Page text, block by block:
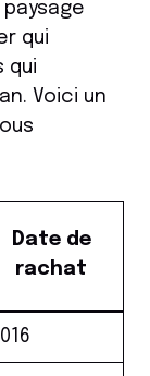
qui
qui
Voici un
Date de
rachat